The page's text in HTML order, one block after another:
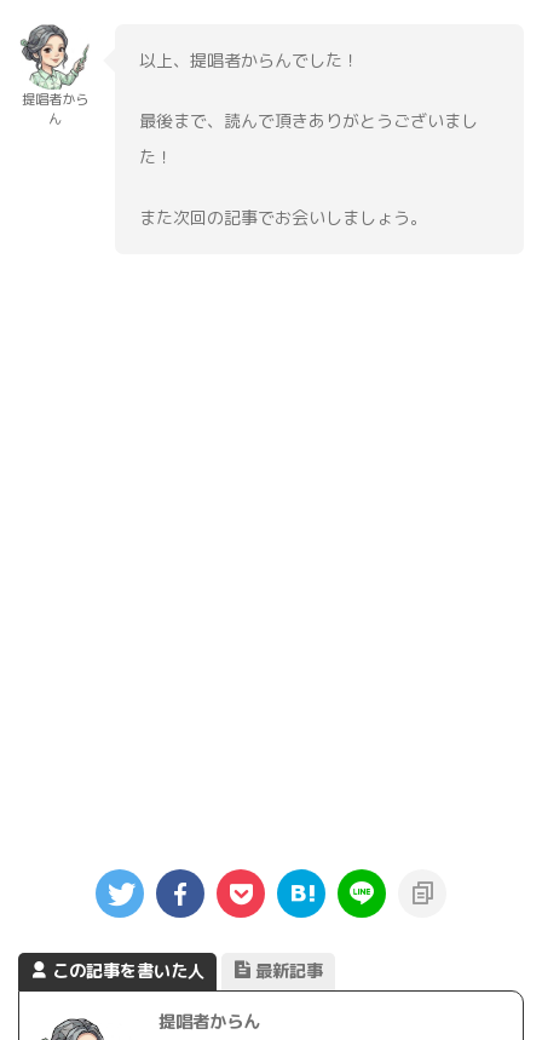
提唱者から
ん
以上、提唱者からんでした！
最後まで、読んで頂きありがとうございまし
た！
また次回の記事でお会いしましょう。
この記事を書いた人 最新記事
提唱者からん